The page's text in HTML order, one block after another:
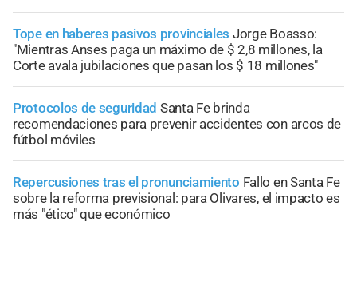
Tope en haberes pasivos provinciales Jorge Boasso:
"Mientras Anses paga un máximo de $ 2,8 millones, la
Corte avala jubilaciones que pasan los $ 18 millones"
Protocolos de seguridad Santa Fe brinda
recomendaciones para prevenir accidentes con arcos de
fútbol móviles
Repercusiones tras el pronunciamiento Fallo en Santa Fe
sobre la reforma previsional: para Olivares, el impacto es
más "ético" que económico